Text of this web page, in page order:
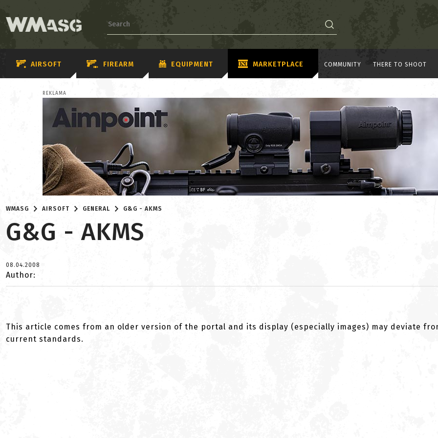
AIRSOFT FIREARM EQUIPMENT MARKETPLACE COMMUNITY THERE TO SHOOT
REKLAMA
WMASG AIRSOFT GENERAL G&G - AKMS
G&G - AKMS
08.04.2008
Author:
This article comes from an older version of the portal and its display (especially images) may deviate
current standards.